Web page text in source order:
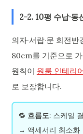
2-2. 10평 수납·동
의자·서랍·문 회전
80cm를 기준으로 가
원칙이 원룸 인테리
로 보장합니다.
🔁 흐름도: 스케일
→ 액세서리 최소화